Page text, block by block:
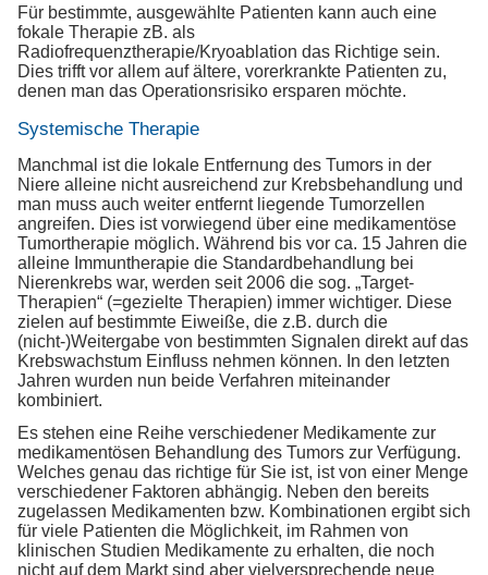
Für bestimmte, ausgewählte Patienten kann auch eine
fokale Therapie zB. als
Radiofrequenztherapie/Kryoablation das Richtige sein.
Dies trifft vor allem auf ältere, vorerkrankte Patienten zu,
denen man das Operationsrisiko ersparen möchte.
Systemische Therapie
Manchmal ist die lokale Entfernung des Tumors in der
Niere alleine nicht ausreichend zur Krebsbehandlung und
man muss auch weiter entfernt liegende Tumorzellen
angreifen. Dies ist vorwiegend über eine medikamentöse
Tumortherapie möglich. Während bis vor ca. 15 Jahren die
alleine Immuntherapie die Standardbehandlung bei
Nierenkrebs war, werden seit 2006 die sog. „Target-
Therapien“ (=gezielte Therapien) immer wichtiger. Diese
zielen auf bestimmte Eiweiße, die z.B. durch die
(nicht-)Weitergabe von bestimmten Signalen direkt auf das
Krebswachstum Einfluss nehmen können. In den letzten
Jahren wurden nun beide Verfahren miteinander
kombiniert.
Es stehen eine Reihe verschiedener Medikamente zur
medikamentösen Behandlung des Tumors zur Verfügung.
Welches genau das richtige für Sie ist, ist von einer Menge
verschiedener Faktoren abhängig. Neben den bereits
zugelassen Medikamenten bzw. Kombinationen ergibt sich
für viele Patienten die Möglichkeit, im Rahmen von
klinischen Studien Medikamente zu erhalten, die noch
nicht auf dem Markt sind aber vielversprechende neue